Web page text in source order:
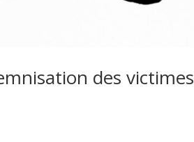
des victimes